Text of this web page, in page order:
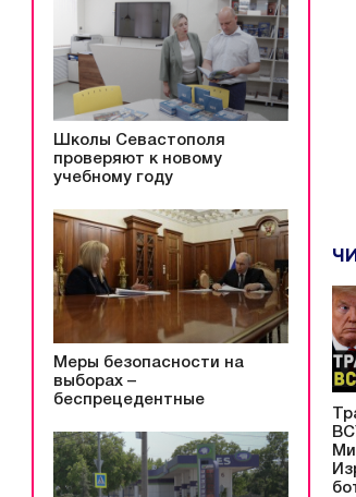
Школы Севастополя
проверяют к новому
учебному году
Меры безопасности на
выборах –
беспрецедентные